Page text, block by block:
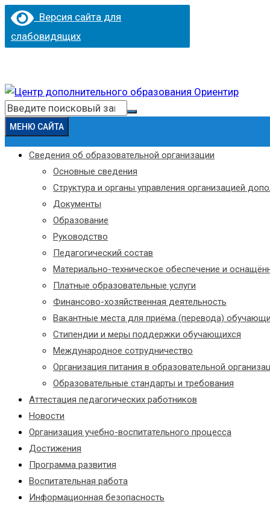
Версия сайта для
слабовидящих
Перейти
к
содержимому
Искать:
МЕНЮ САЙТА
Сведения об образовательной организации
Основные сведения
Структура и органы управления организацией
Документы
Образование
Руководство
Педагогический состав
Материально-техническое обеспечение и
Платные образовательные услуги
Финансово-хозяйственная деятельность
Вакантные места для приёма (перевода)
Стипендии и меры поддержки обучающихся
Международное сотрудничество
Организация питания в образовательной
Образовательные стандарты и требования
Аттестация педагогических работников
Новости
Организация учебно-воспитательного процесса
Достижения
Программа развития
Воспитательная работа
Информационная безопасность